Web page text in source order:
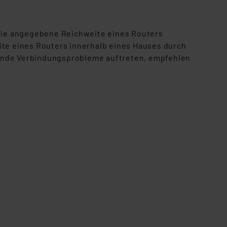
personenbezogene
Europäer bestehen.
der Europäischen
der übermittelten
angegebene Reichweite eines Routers
eines Routers innerhalb eines Hauses durch
Verbindungsprobleme auftreten, empfehlen